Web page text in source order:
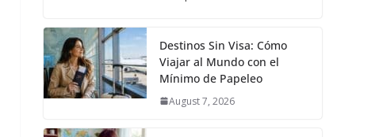
Destinos Sin Visa: Cómo
Viajar al Mundo con el
Mínimo de Papeleo
August 7, 2026